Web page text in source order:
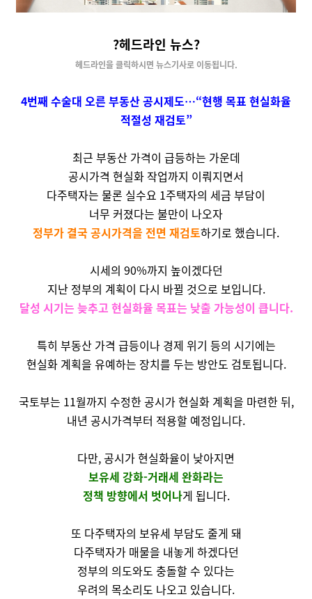
?헤드라인 뉴스?
헤드라인을 클릭하시면 뉴스기사로 이동됩니다.
4번째 수술대 오른 부동산 공시제도…“현행 목표 현실화율
적절성 재검토”
최근 부동산 가격이 급등하는 가운데
공시가격 현실화 작업까지 이뤄지면서
다주택자는 물론 실수요 1주택자의 세금 부담이
너무 커졌다는 불만이 나오자
정부가 결국 공시가격을 전면 재검토하기로 했습니다.
시세의 90%까지 높이겠다던
지난 정부의 계획이 다시 바뀔 것으로 보입니다.
달성 시기는 늦추고 현실화율 목표는 낮출 가능성이 큽니다.
특히 부동산 가격 급등이나 경제 위기 등의 시기에는
현실화 계획을 유예하는 장치를 두는 방안도 검토됩니다.
국토부는 11월까지 수정한 공시가 현실화 계획을 마련한 뒤,
내년 공시가격부터 적용할 예정입니다.
다만, 공시가 현실화율이 낮아지면
보유세 강화-거래세 완화라는
정책 방향에서 벗어나게 됩니다.
또 다주택자의 보유세 부담도 줄게 돼
다주택자가 매물을 내놓게 하겠다던
정부의 의도와도 충돌할 수 있다는
우려의 목소리도 나오고 있습니다.